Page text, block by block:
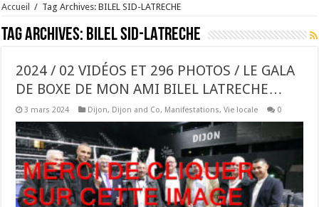
Accueil / Tag Archives: BILEL SID-LATRECHE
Tag Archives: BILEL SID-LATRECHE
2024 / 02 VIDÉOS ET 296 PHOTOS / LE GALA
DE BOXE DE MON AMI BILEL LATRECHE…
3 mars 2024 Dijon, Dijon and Co, Manifestations,Vie locale 0